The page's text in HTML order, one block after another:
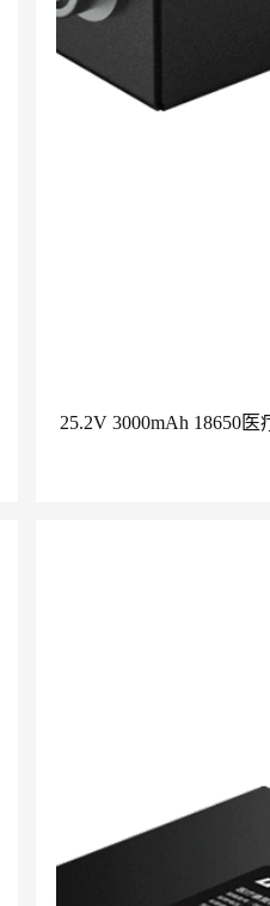
25.2V 3000mAh 18650